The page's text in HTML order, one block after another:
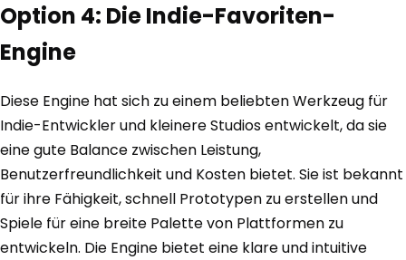
Option 4: Die Indie-Favoriten-
Engine
Diese Engine hat sich zu einem beliebten Werkzeug für
Indie-Entwickler und kleinere Studios entwickelt, da sie
eine gute Balance zwischen Leistung,
Benutzerfreundlichkeit und Kosten bietet. Sie ist bekannt
für ihre Fähigkeit, schnell Prototypen zu erstellen und
Spiele für eine breite Palette von Plattformen zu
entwickeln. Die Engine bietet eine klare und intuitive